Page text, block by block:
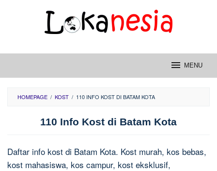
MENU
HOMEPAGE / KOST / 110 INFO KOST DI BATAM KOTA
110 Info Kost di Batam Kota
Daftar info kost di Batam Kota. Kost murah, kos bebas,
kost mahasiswa, kos campur, kost eksklusif,